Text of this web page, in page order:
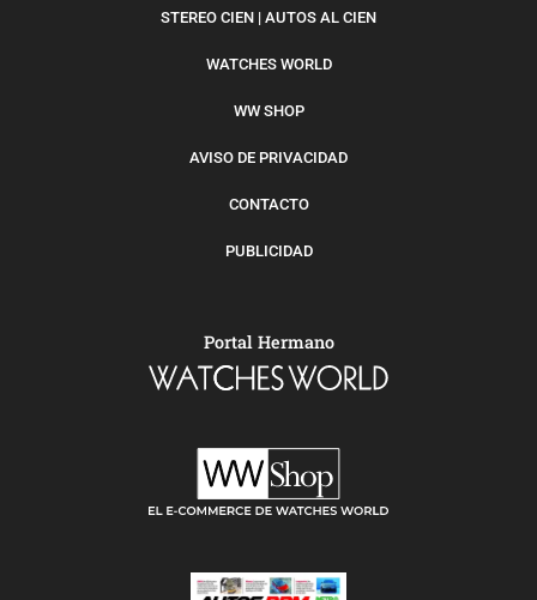
STEREO CIEN | AUTOS AL CIEN
WATCHES WORLD
WW SHOP
AVISO DE PRIVACIDAD
CONTACTO
PUBLICIDAD
Portal Hermano